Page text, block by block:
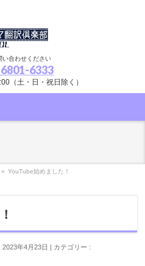
い合わせください
6333
（土・日・祝日除く）
» YouTube始めました！
年4月23日
カテゴリー :